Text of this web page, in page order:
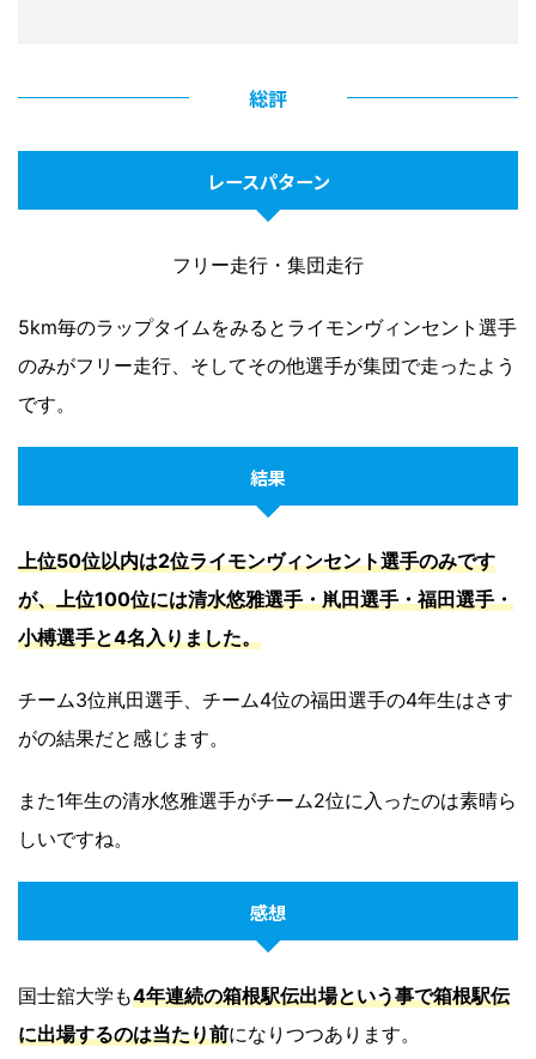
総評
レースパターン
フリー走行・集団走行
5km毎のラップタイムをみるとライモンヴィンセント選手
のみがフリー走行、そしてその他選手が集団で走ったよう
です。
結果
上位50位以内は2位ライモンヴィンセント選手のみです
が、上位100位には清水悠雅選手・鼡田選手・福田選手・
小榑選手と4名入りました。
チーム3位鼡田選手、チーム4位の福田選手の4年生はさす
がの結果だと感じます。
また1年生の清水悠雅選手がチーム2位に入ったのは素晴ら
しいですね。
感想
国士舘大学も4年連続の箱根駅伝出場という事で箱根駅伝
に出場するのは当たり前になりつつあります。